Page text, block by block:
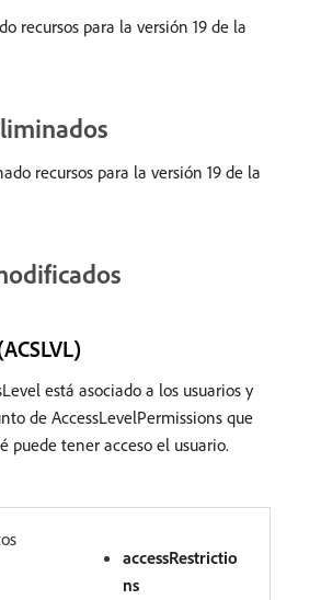
recursos para la versión 19 de la
recursos para la versión 19 de la
está asociado a los usuarios y
de AccessLevelPermissions que
puede tener acceso el usuario.
accessRestrictio
ns